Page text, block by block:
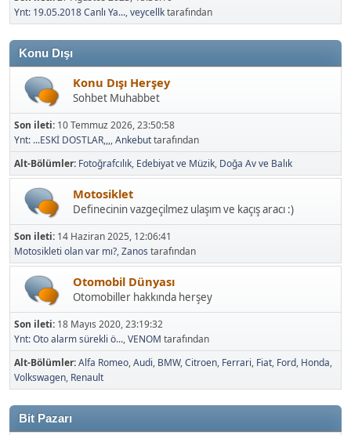
Ynt: 19.05.2018 Canlı Ya...,veycellktarafından
Konu Dışı
Konu Dışı Herşey
Sohbet Muhabbet
Son ileti: 10 Temmuz 2026, 23:50:58
Ynt: ...ESKİ DOSTLAR,,,,Ankebuttarafından
Alt-Bölümler Fotoğrafcılık Edebiyat ve Müzik Doğa Av ve Balık
Motosiklet
Definecinin vazgeçilmez ulaşım ve kaçış aracı :)
Son ileti: 14 Haziran 2025, 12:06:41
Motosikleti olan var mı?,Zanos tarafından
Otomobil Dünyası
Otomobiller hakkında herşey
Son ileti: 18 Mayıs 2020, 23:19:32
Ynt: Oto alarm sürekli ö...,VENOM tarafından
Alt-Bölümler Alfa Romeo Audi BMW Citroen Ferrari Fiat Ford Honda
Volkswagen Renault
Bit Pazarı